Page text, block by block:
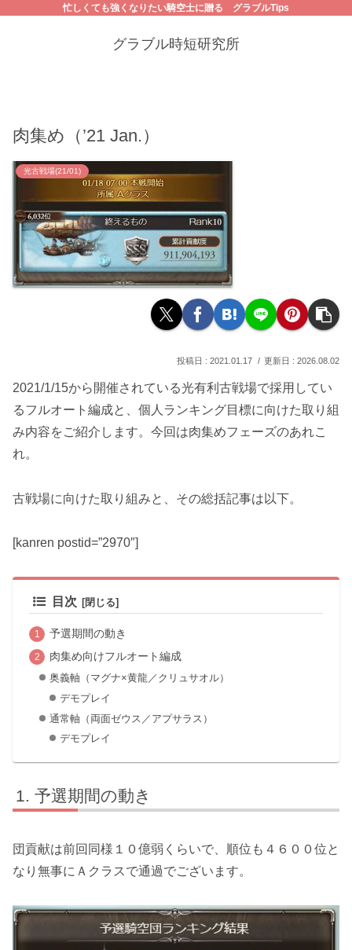
忙しくても強くなりたい騎空士に贈る グラブルTips
グラブル時短研究所
肉集め（’21 Jan.）
光古戦場(21/01)
2021.01.17 2026.08.02
2021/1/15から開催されている光有利古戦場で採用してい
るフルオート編成と、個人ランキング目標に向けた取り組
み内容をご紹介します。今回は肉集めフェーズのあれこ
れ。
古戦場に向けた取り組みと、その総括記事は以下。
[kanren postid=”2970″]
目次
予選期間の動き
肉集め向けフルオート編成
奥義軸（マグナ×黄龍／クリュサオル）
デモプレイ
通常軸（両面ゼウス／アプサラス）
デモプレイ
予選期間の動き
団貢献は前回同様１０億弱くらいで、順位も４６００位と
なり無事にＡクラスで通過でございます。